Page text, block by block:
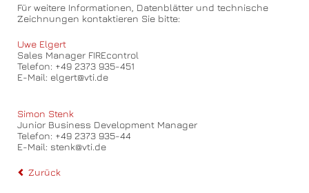
Für weitere Informationen, Datenblätter und technische
Zeichnungen kontaktieren Sie bitte:
Uwe Elgert
Sales Manager FIREcontrol
Telefon: +49 2373 935-451
E-Mail: elgert@vti.de
Simon Stenk
Junior Business Development Manager
Telefon: +49 2373 935-44
E-Mail: stenk@vti.de
Zurück